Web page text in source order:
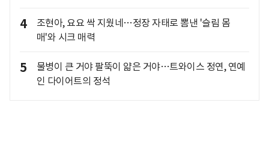
4
조현아, 요요 싹 지웠네…정장 자태로 뽐낸 '슬림 몸
매'와 시크 매력
5
물병이 큰 거야 팔뚝이 얇은 거야…트와이스 정연, 연예
인 다이어트의 정석